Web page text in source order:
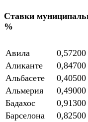
Ставки
%
Авила 0,57200
Аликанте
0,84700
Альбасете
0,40500
Альмерия
0,49000
Бадахос
0,91300
Барселона
0,82500